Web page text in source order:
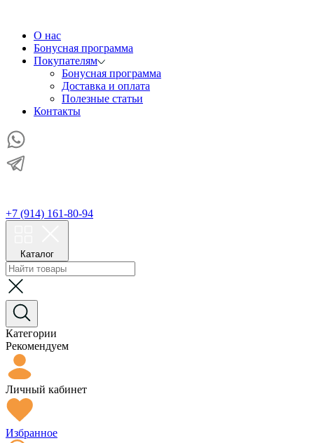
О нас
Бонусная программа
Покупателям
Бонусная программа
Доставка и оплата
Полезные статьи
Контакты
+7 (914) 161-80-94
Каталог
Категории
Рекомендуем
Личный кабинет
Избранное